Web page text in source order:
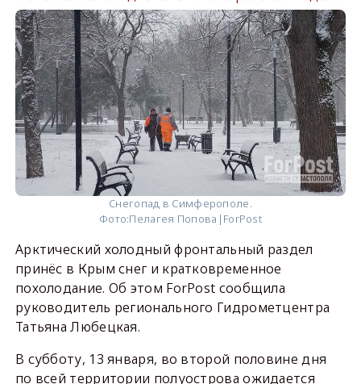
Снегопад в Симферополе.
Фото:Пелагея Попова|ForPost
Арктический холодный фронтальный раздел
принёс в Крым снег и кратковременное
похолодание. Об этом ForPost сообщила
руководитель регионального Гидрометцентра
Татьяна Любецкая.
В субботу, 13 января, во второй половине дня
по всей территории полуострова ожидается